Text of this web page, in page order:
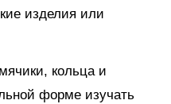
изделия или
кольца и
форме изучать